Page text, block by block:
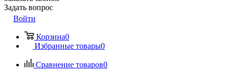
Задать вопрос
Войти
Корзина0
Избранные товары0
Сравнение товаров0